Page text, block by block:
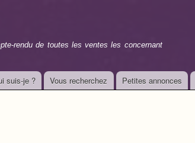
rendu de toutes les ventes les concernant
suis-je ? Vous recherchez Petites annonces